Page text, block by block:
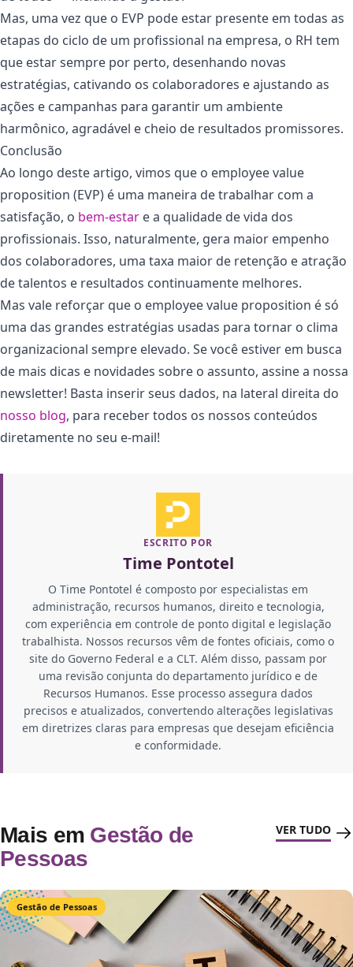
Mas, uma vez que o EVP pode estar presente em todas as
etapas do ciclo de um profissional na empresa, o RH tem
que estar sempre por perto, desenhando novas
estratégias, cativando os colaboradores e ajustando as
ações e campanhas para garantir um ambiente
harmônico, agradável e cheio de resultados promissores.
Conclusão
Ao longo deste artigo, vimos que o employee value
proposition (EVP) é uma maneira de trabalhar com a
satisfação, o bem-estar e a qualidade de vida dos
profissionais. Isso, naturalmente, gera maior empenho
dos colaboradores, uma taxa maior de retenção e atração
de talentos e resultados continuamente melhores.
Mas vale reforçar que o employee value proposition é só
uma das grandes estratégias usadas para tornar o clima
organizacional sempre elevado. Se você estiver em busca
de mais dicas e novidades sobre o assunto, assine a nossa
newsletter! Basta inserir seus dados, na lateral direita do
nosso blog, para receber todos os nossos conteúdos
diretamente no seu e-mail!
ESCRITO POR
Time Pontotel
O Time Pontotel é composto por especialistas em
administração, recursos humanos, direito e tecnologia,
com experiência em controle de ponto digital e legislação
trabalhista. Nossos recursos vêm de fontes oficiais, como o
site do Governo Federal e a CLT. Além disso, passam por
uma revisão conjunta do departamento jurídico e de
Recursos Humanos. Esse processo assegura dados
precisos e atualizados, convertendo alterações legislativas
em diretrizes claras para empresas que desejam eficiência
e conformidade.
Mais em Gestão de
Pessoas
VER TUDO
Gestão de Pessoas